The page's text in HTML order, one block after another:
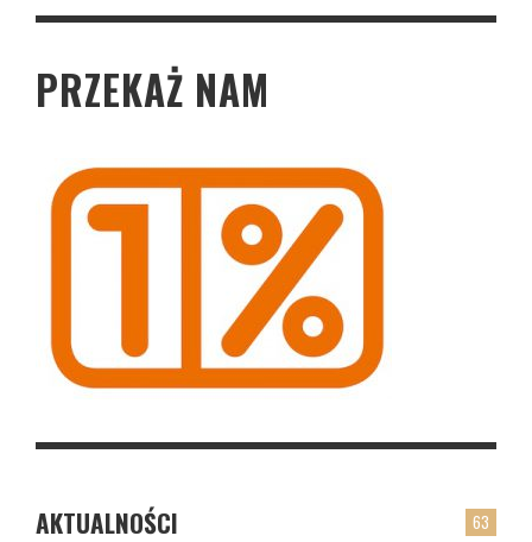
PRZEKAŻ NAM
63
AKTUALNOŚCI